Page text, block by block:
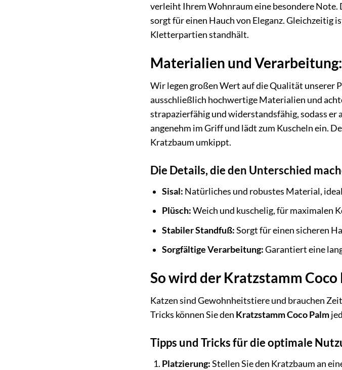
verleiht Ihrem Wohnraum eine besondere
sorgt für einen Hauch von Eleganz. Gleichzeitig
Kletterpartien standhält.
Materialien und
Wir legen großen Wert auf die Qualität unserer
ausschließlich hochwertige Materialien und
strapazierfähig und widerstandsfähig, sodass er
angenehm im Griff und lädt zum Kuscheln ein.
Kratzbaum umkippt.
Die Details, die den Unterschied
Sisal: Natürliches und robustes Material,
Plüsch:Weich und kuschelig, für maximalen
Stabiler Standfuß:Sorgt für einen sicheren
Sorgfältige Verarbeitung:Garantiert eine
So wird der Kratzstamm
Katzen sind Gewohnheitstiere und brauchen
Tricks können Sie den Kratzstamm Coco Palm
Tipps und Tricks für die optimale
Platzierung:Stellen Sie den Kratzbaum an